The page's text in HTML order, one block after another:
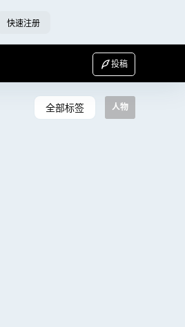
快速注册
投稿
全部标签 人物